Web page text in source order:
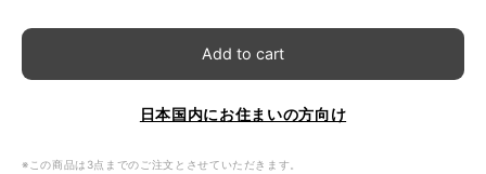
Add to cart
日本国内にお住まいの方向け
※この商品は3点までのご注文とさせていただきます。